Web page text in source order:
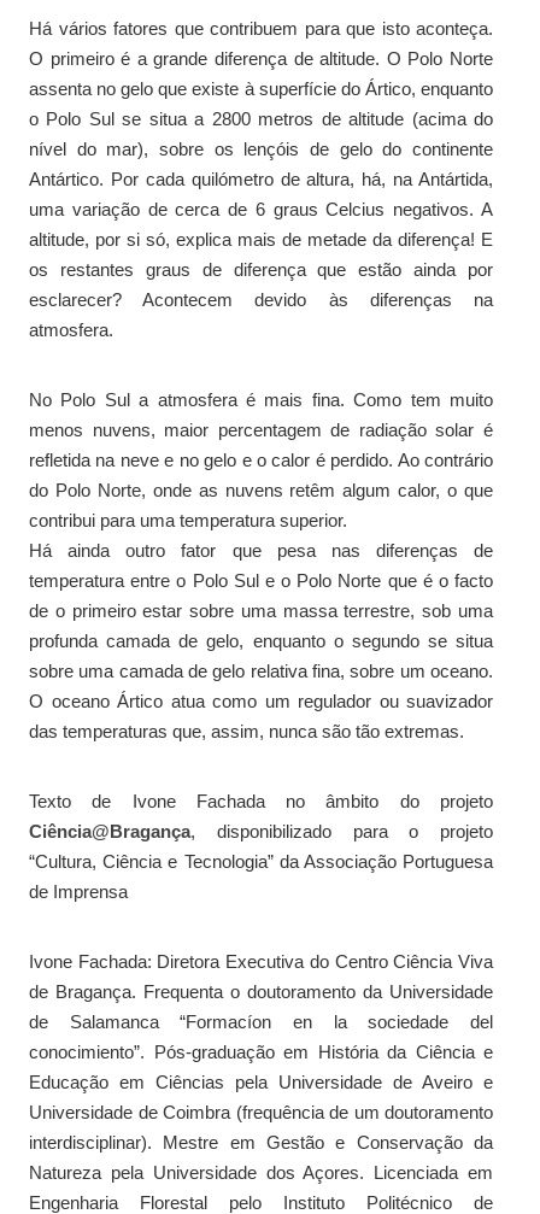
Há vários fatores que contribuem para que isto aconteça.
O primeiro é a grande diferença de altitude. O Polo Norte
assenta no gelo que existe à superfície do Ártico, enquanto
o Polo Sul se situa a 2800 metros de altitude (acima do
nível do mar), sobre os lençóis de gelo do continente
Antártico. Por cada quilómetro de altura, há, na Antártida,
uma variação de cerca de 6 graus Celcius negativos. A
altitude, por si só, explica mais de metade da diferença! E
os restantes graus de diferença que estão ainda por
esclarecer? Acontecem devido às diferenças na
atmosfera.
No Polo Sul a atmosfera é mais fina. Como tem muito
menos nuvens, maior percentagem de radiação solar é
refletida na neve e no gelo e o calor é perdido. Ao contrário
do Polo Norte, onde as nuvens retêm algum calor, o que
contribui para uma temperatura superior.
Há ainda outro fator que pesa nas diferenças de
temperatura entre o Polo Sul e o Polo Norte que é o facto
de o primeiro estar sobre uma massa terrestre, sob uma
profunda camada de gelo, enquanto o segundo se situa
sobre uma camada de gelo relativa fina, sobre um oceano.
O oceano Ártico atua como um regulador ou suavizador
das temperaturas que, assim, nunca são tão extremas.
Texto de Ivone Fachada no âmbito do projeto
Ciência@Bragança, disponibilizado para o projeto
“Cultura, Ciência e Tecnologia” da Associação Portuguesa
de Imprensa
Ivone Fachada: Diretora Executiva do Centro Ciência Viva
de Bragança. Frequenta o doutoramento da Universidade
de Salamanca “Formacíon en la sociedade del
conocimiento”. Pós-graduação em História da Ciência e
Educação em Ciências pela Universidade de Aveiro e
Universidade de Coimbra (frequência de um doutoramento
interdisciplinar). Mestre em Gestão e Conservação da
Natureza pela Universidade dos Açores. Licenciada em
Engenharia Florestal pelo Instituto Politécnico de